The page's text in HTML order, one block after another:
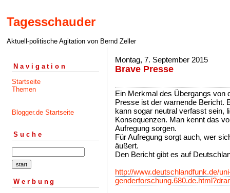
Tagesschauder
Aktuell-politische Agitation von Bernd Zeller
Navigation
Startseite
Themen
Blogger.de Startseite
Suche
Werbung
Montag, 7. September 2015
Brave Presse
Ein Merkmal des Übergangs von
Presse ist der warnende Bericht.
kann sogar neutral verfasst sein,
Konsequenzen. Man kennt das
Aufregung sorgen.
Für Aufregung sorgt auch, wer
äußert.
Den Bericht gibt es auf
http://www.deutschlandfunk.de/